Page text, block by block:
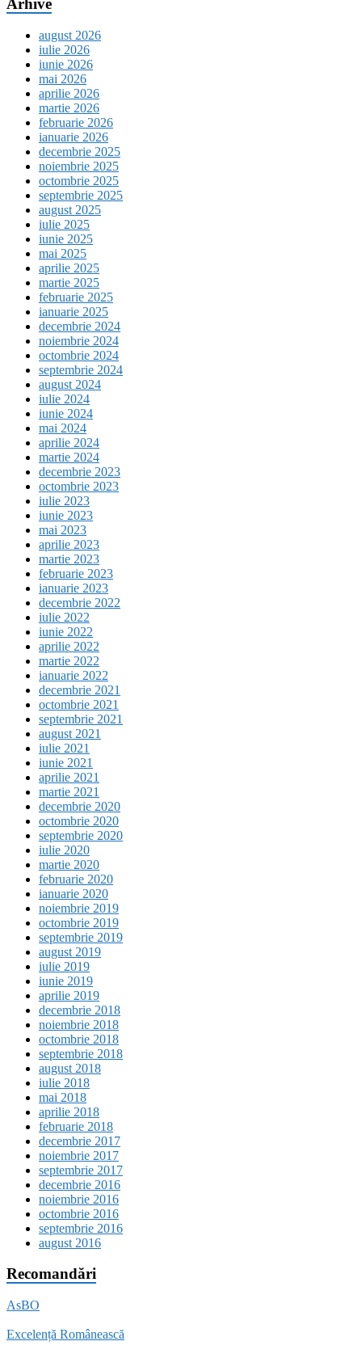
Arhive
august 2026
iulie 2026
iunie 2026
mai 2026
aprilie 2026
martie 2026
februarie 2026
ianuarie 2026
decembrie 2025
noiembrie 2025
octombrie 2025
septembrie 2025
august 2025
iulie 2025
iunie 2025
mai 2025
aprilie 2025
martie 2025
februarie 2025
ianuarie 2025
decembrie 2024
noiembrie 2024
octombrie 2024
septembrie 2024
august 2024
iulie 2024
iunie 2024
mai 2024
aprilie 2024
martie 2024
decembrie 2023
octombrie 2023
iulie 2023
iunie 2023
mai 2023
aprilie 2023
martie 2023
februarie 2023
ianuarie 2023
decembrie 2022
iulie 2022
iunie 2022
aprilie 2022
martie 2022
ianuarie 2022
decembrie 2021
octombrie 2021
septembrie 2021
august 2021
iulie 2021
iunie 2021
aprilie 2021
martie 2021
decembrie 2020
octombrie 2020
septembrie 2020
iulie 2020
martie 2020
februarie 2020
ianuarie 2020
noiembrie 2019
octombrie 2019
septembrie 2019
august 2019
iulie 2019
iunie 2019
aprilie 2019
decembrie 2018
noiembrie 2018
octombrie 2018
septembrie 2018
august 2018
iulie 2018
mai 2018
aprilie 2018
februarie 2018
decembrie 2017
noiembrie 2017
septembrie 2017
decembrie 2016
noiembrie 2016
octombrie 2016
septembrie 2016
august 2016
Recomandări
AsBO
Excelență Românească